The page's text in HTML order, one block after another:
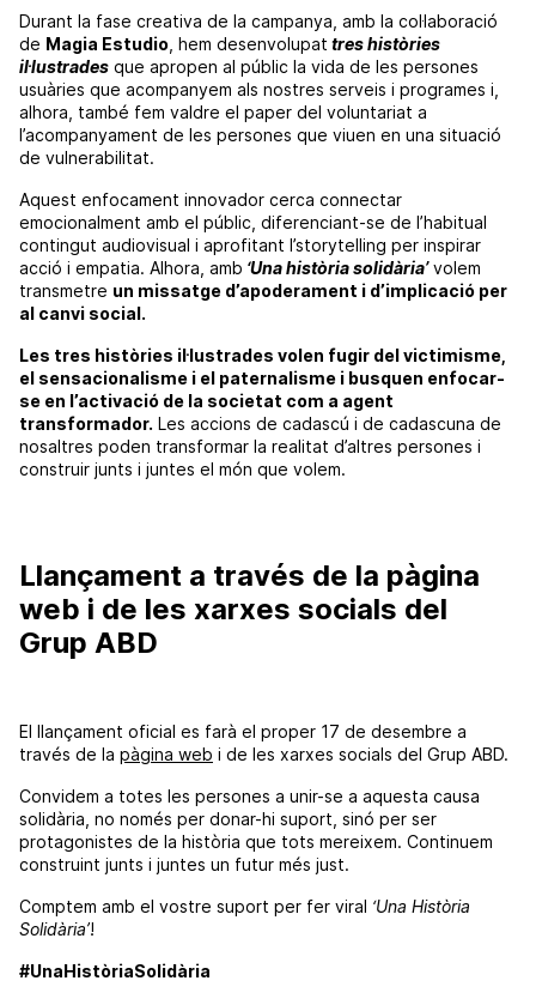
Durant la fase creativa de la campanya, amb la col·laboració
de Magia Estudio , hem desenvolupat tres històries
il·lustrades que apropen al públic la vida de les persones
usuàries que acompanyem als nostres serveis i programes i,
alhora, també fem valdre el paper del voluntariat a
l’acompanyament de les persones que viuen en una situació
de vulnerabilitat.
Aquest enfocament innovador cerca connectar
emocionalment amb el públic, diferenciant-se de l’habitual
contingut audiovisual i aprofitant l’storytelling per inspirar
acció i empatia. Alhora, amb ‘Una història solidària’volem
transmetre un missatge d’apoderament i d’implicació per
al canvi social.
Les tres històries il·lustrades volen fugir del victimisme,
el sensacionalisme i el paternalisme i busquen enfocar-
se en l’activació de la societat com a agent
transformador. Les accions de cadascú i de cadascuna de
nosaltres poden transformar la realitat d’altres persones i
construir junts i juntes el món que volem.
Llançament a través de la pàgina
web i de les xarxes socials del
Grup ABD
El llançament oficial es farà el proper 17 de desembre a
través de la pàgina web i de les xarxes socials del Grup ABD.
Convidem a totes les persones a unir-se a aquesta causa
solidària, no només per donar-hi suport, sinó per ser
protagonistes de la història que tots mereixem. Continuem
construint junts i juntes un futur més just.
Comptem amb el vostre suport per fer viral ‘Una Història
Solidària’!
#UnaHistòriaSolidària